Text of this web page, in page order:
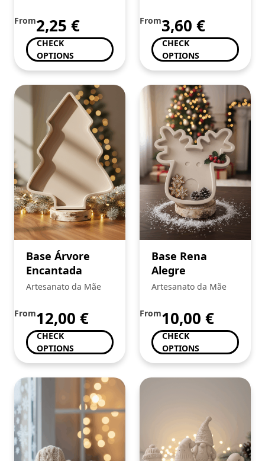
From2,25 €
CHECK
OPTIONS
From3,60 €
CHECK
OPTIONS
Base Árvore
Encantada
Artesanato da Mãe
From12,00 €
CHECK
OPTIONS
Base Rena
Alegre
Artesanato da Mãe
From10,00 €
CHECK
OPTIONS